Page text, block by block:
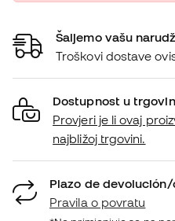
Šaljemo vašu
Troškovi dostave
Dostupnost u
Provjeri je li ovaj
najbližoj trgovini.
Plazo de
Pravila o povratu